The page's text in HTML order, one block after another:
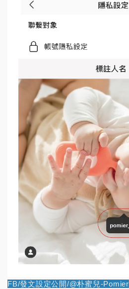
FB/發文設定公開/@朴蜜兒-Pomier